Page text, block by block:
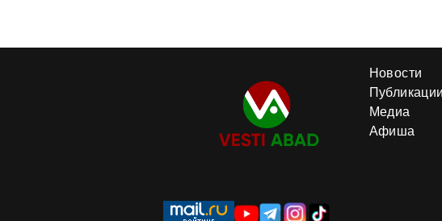
Новости
Публикации
Медиа
Афиша